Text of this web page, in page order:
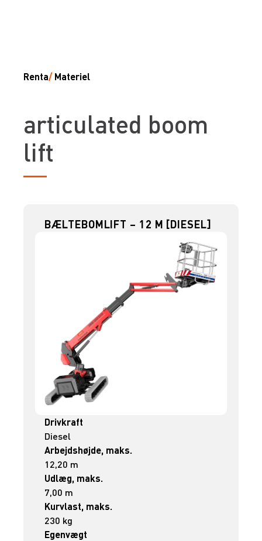
Renta/ Materiel
articulated boom
lift
BÆLTEBOMLIFT – 12 M [DIESEL]
Drivkraft
Diesel
Arbejdshøjde, maks.
12,20 m
Udlæg, maks.
7,00 m
Kurvlast, maks.
230 kg
Egenvægt